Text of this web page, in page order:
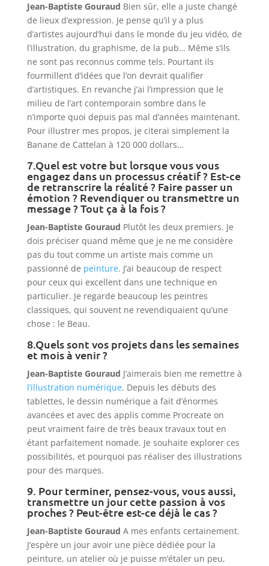
Jean-Baptiste Gouraud Bien sûr, elle a juste changé
de lieux d’expression. Je pense qu’il y a plus
d’artistes aujourd’hui dans le monde du jeu vidéo, de
l’illustration, du graphisme, de la pub… Même s’ils
ne sont pas reconnus comme tels. Pourtant ils
fourmillent d’idées que l’on devrait qualifier
d’artistiques. En revanche j’ai l’impression que le
milieu de l’art contemporain sombre dans le
n’importe quoi depuis pas mal d’années maintenant.
Pour illustrer mes propos, je citerai simplement la
Banane de Cattelan à 120 000 dollars…
7.Quel est votre but lorsque vous vous
engagez dans un processus créatif ? Est-ce
de retranscrire la réalité ? Faire passer un
émotion ? Revendiquer ou transmettre un
message ? Tout ça à la fois ?
Jean-Baptiste Gouraud Plutôt les deux premiers. Je
dois préciser quand même que je ne me considère
pas du tout comme un artiste mais comme un
passionné de peinture. J’ai beaucoup de respect
pour ceux qui excellent dans une technique en
particulier. Je regarde beaucoup les peintres
classiques, qui souvent ne revendiquaient qu’une
chose : le Beau.
8.Quels sont vos projets dans les semaines
et mois à venir ?
Jean-Baptiste Gouraud J’aimerais bien me remettre à
l’illustration numérique. Depuis les débuts des
tablettes, le dessin numérique a fait d’énormes
avancées et avec des applis comme Procreate on
peut vraiment faire de très beaux travaux tout en
étant parfaitement nomade. Je souhaite explorer ces
possibilités, et pourquoi pas réaliser des illustrations
pour des marques.
9. Pour terminer, pensez-vous, vous aussi,
transmettre un jour cette passion à vos
proches ? Peut-être est-ce déjà le cas ?
Jean-Baptiste Gouraud A mes enfants certainement.
J’espère un jour avoir une pièce dédiée pour la
peinture, un atelier où je puisse m’étaler un peu,